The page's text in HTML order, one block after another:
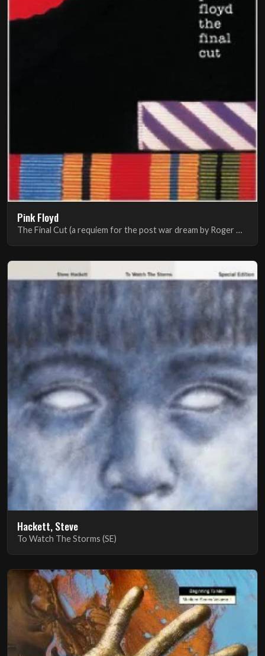
Pink Floyd
The Final Cut (a requiem for the post war dream by Roger Waters)
Hackett, Steve
To Watch The Storms (SE)